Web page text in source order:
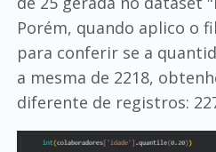
Porém, quando aplico o
para conferir se a
a mesma de 2218,
diferente de registros: